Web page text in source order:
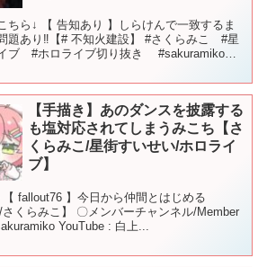
ちら↓ 【 告知あり 】しらけんで一致するま
題あり‼【# 不知火建設】 #さくらみこ #星
ブ #ホロライブ切り抜き #sakuramiko
【手描き】あのダンスを披露する
も塩対応されてしまうみこち【さ
くらみこ/星街すいせい/ホロライ
ブ】
fallout76 】今日から仲間とはじめる
くらみこ】 〇メンバーチャンネル/Member
YouTube : 白上...